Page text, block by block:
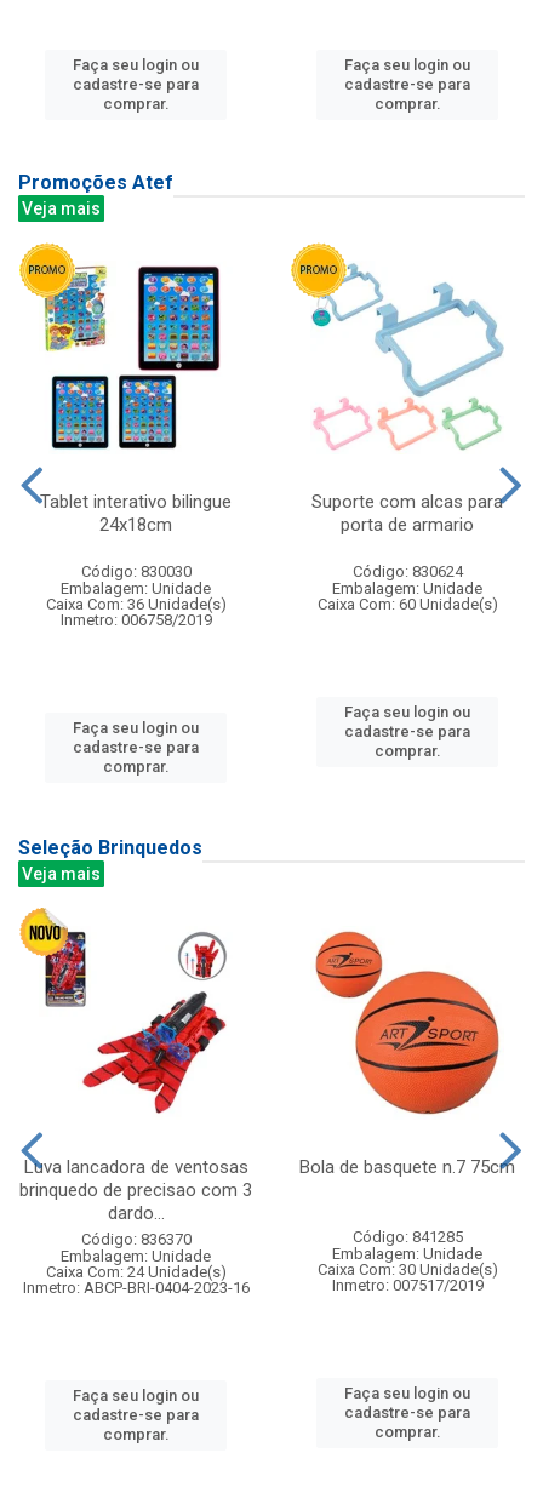
Faça seu login ou
cadastre-se para
comprar.
Faça seu login ou
cadastre-se para
comprar.
Promoções Atef
Veja mais
Tablet interativo bilingue
24x18cm
Código: 830030
Embalagem: Unidade
Caixa Com: 36 Unidade(s)
Inmetro: 006758/2019
Faça seu login ou
cadastre-se para
comprar.
Suporte com alcas para
porta de armario
Código: 830624
Embalagem: Unidade
Caixa Com: 60 Unidade(s)
Faça seu login ou
cadastre-se para
comprar.
Seleção Brinquedos
Veja mais
Luva lancadora de ventosas
brinquedo de precisao com 3
dardo...
Código: 836370
Embalagem: Unidade
Caixa Com: 24 Unidade(s)
Inmetro: ABCP-BRI-0404-2023-16
Faça seu login ou
cadastre-se para
comprar.
Bola de basquete n.7 75cm
Código: 841285
Embalagem: Unidade
Caixa Com: 30 Unidade(s)
Inmetro: 007517/2019
Faça seu login ou
cadastre-se para
comprar.